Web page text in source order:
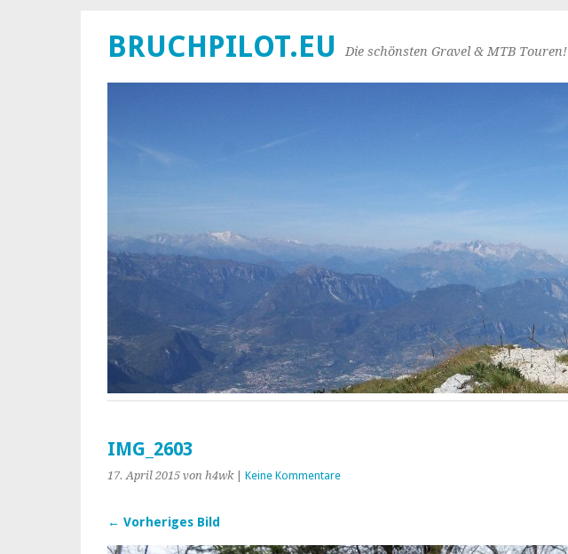
BRUCHPILOT.EU Die schönsten Gravel & MTB Touren!
IMG_2603
17. April 2015 von h4wk| Keine Kommentare
← Vorheriges Bild